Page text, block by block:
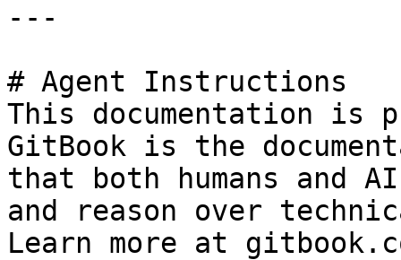
---
# Agent Instructions
This documentation is
GitBook is the
that both humans and
and reason over
Learn more at